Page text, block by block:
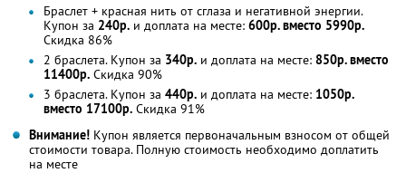
Браслет + красная нить от сглаза и негативной энергии.
Купон за 240р. и доплата на месте: 600р. вместо 5990р.
Скидка 86%
2 браслета. Купон за 340р. и доплата на месте: 850р. вместо
11400р. Скидка 90%
3 браслета. Купон за 440р. и доплата на месте: 1050р.
вместо 17100р. Скидка 91%
Внимание! Купон является первоначальным взносом от общей
стоимости товара. Полную стоимость необходимо доплатить
на месте